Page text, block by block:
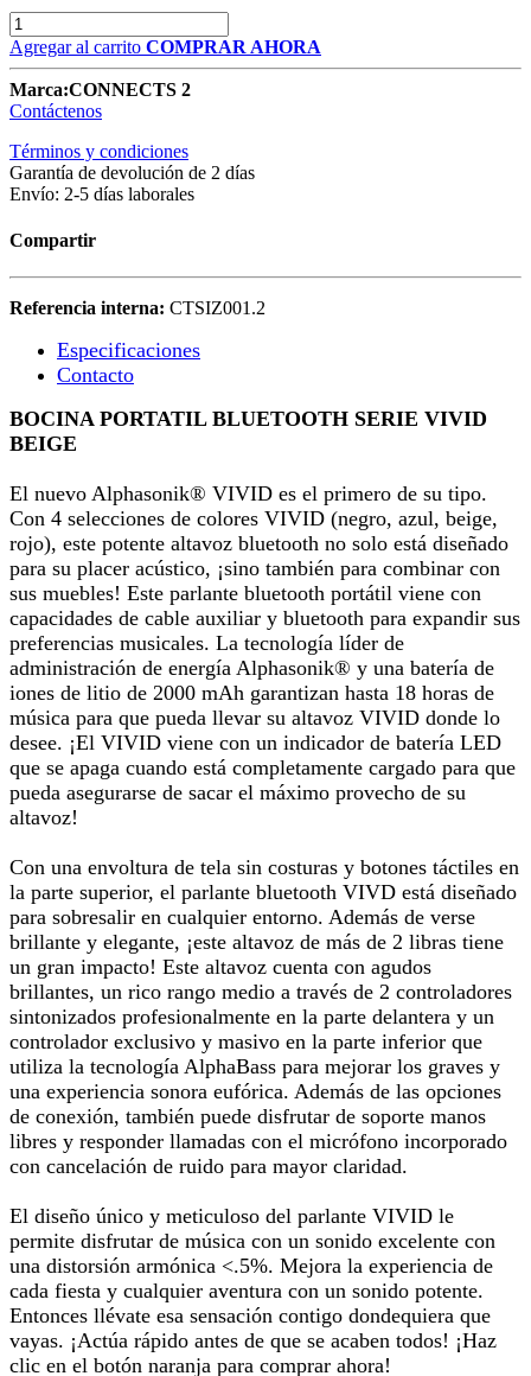
Agregar al carrito COMPRAR AHORA
Marca:CONNECTS 2
Contáctenos
Términos y condiciones
Garantía de devolución de 2 días
Envío: 2-5 días laborales
Compartir
Referencia interna: CTSIZ001.2
Especificaciones
Contacto
BOCINA PORTATIL BLUETOOTH SERIE VIVID
BEIGE
El nuevo Alphasonik® VIVID es el primero de su tipo.
Con 4 selecciones de colores VIVID (negro, azul, beige,
rojo), este potente altavoz bluetooth no solo está diseñado
para su placer acústico, ¡sino también para combinar con
sus muebles! Este parlante bluetooth portátil viene con
capacidades de cable auxiliar y bluetooth para expandir sus
preferencias musicales. La tecnología líder de
administración de energía Alphasonik® y una batería de
iones de litio de 2000 mAh garantizan hasta 18 horas de
música para que pueda llevar su altavoz VIVID donde lo
desee. ¡El VIVID viene con un indicador de batería LED
que se apaga cuando está completamente cargado para que
pueda asegurarse de sacar el máximo provecho de su
altavoz!
Con una envoltura de tela sin costuras y botones táctiles en
la parte superior, el parlante bluetooth VIVD está diseñado
para sobresalir en cualquier entorno. Además de verse
brillante y elegante, ¡este altavoz de más de 2 libras tiene
un gran impacto! Este altavoz cuenta con agudos
brillantes, un rico rango medio a través de 2 controladores
sintonizados profesionalmente en la parte delantera y un
controlador exclusivo y masivo en la parte inferior que
utiliza la tecnología AlphaBass para mejorar los graves y
una experiencia sonora eufórica. Además de las opciones
de conexión, también puede disfrutar de soporte manos
libres y responder llamadas con el micrófono incorporado
con cancelación de ruido para mayor claridad.
El diseño único y meticuloso del parlante VIVID le
permite disfrutar de música con un sonido excelente con
una distorsión armónica <.5%. Mejora la experiencia de
cada fiesta y cualquier aventura con un sonido potente.
Entonces llévate esa sensación contigo dondequiera que
vayas. ¡Actúa rápido antes de que se acaben todos! ¡Haz
clic en el botón naranja para comprar ahora!